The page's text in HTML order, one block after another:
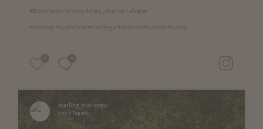
📸IDM Südtirol-Alto Adige__Marion Lafogler
#marling #southtyrol #marlengo #südtirol #merano #meran
marling_marlengo
vor 7 Tagen